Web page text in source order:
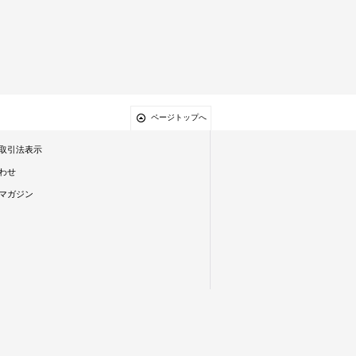
ページトップへ
引法表示
せ
ガジン